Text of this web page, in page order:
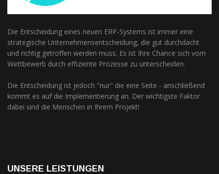
Die Entscheidung eines neuen ERP-Systems ist immer eine
strategische Unternehmensentscheidung, die gut durchdacht
und richtig getroffen werden muss. Es ist Ihre Chance sich vom
Wettbewerb durch effiziente Prozesse zu unterscheiden.
Die Entscheidung ist jedoch "nur" die eine Seite - anschließend
kommt es auf die Implementierung an. Der wichtigste Faktor
dabei sind die Menschen in Ihrem Projekt!
UNSERE LEISTUNGEN